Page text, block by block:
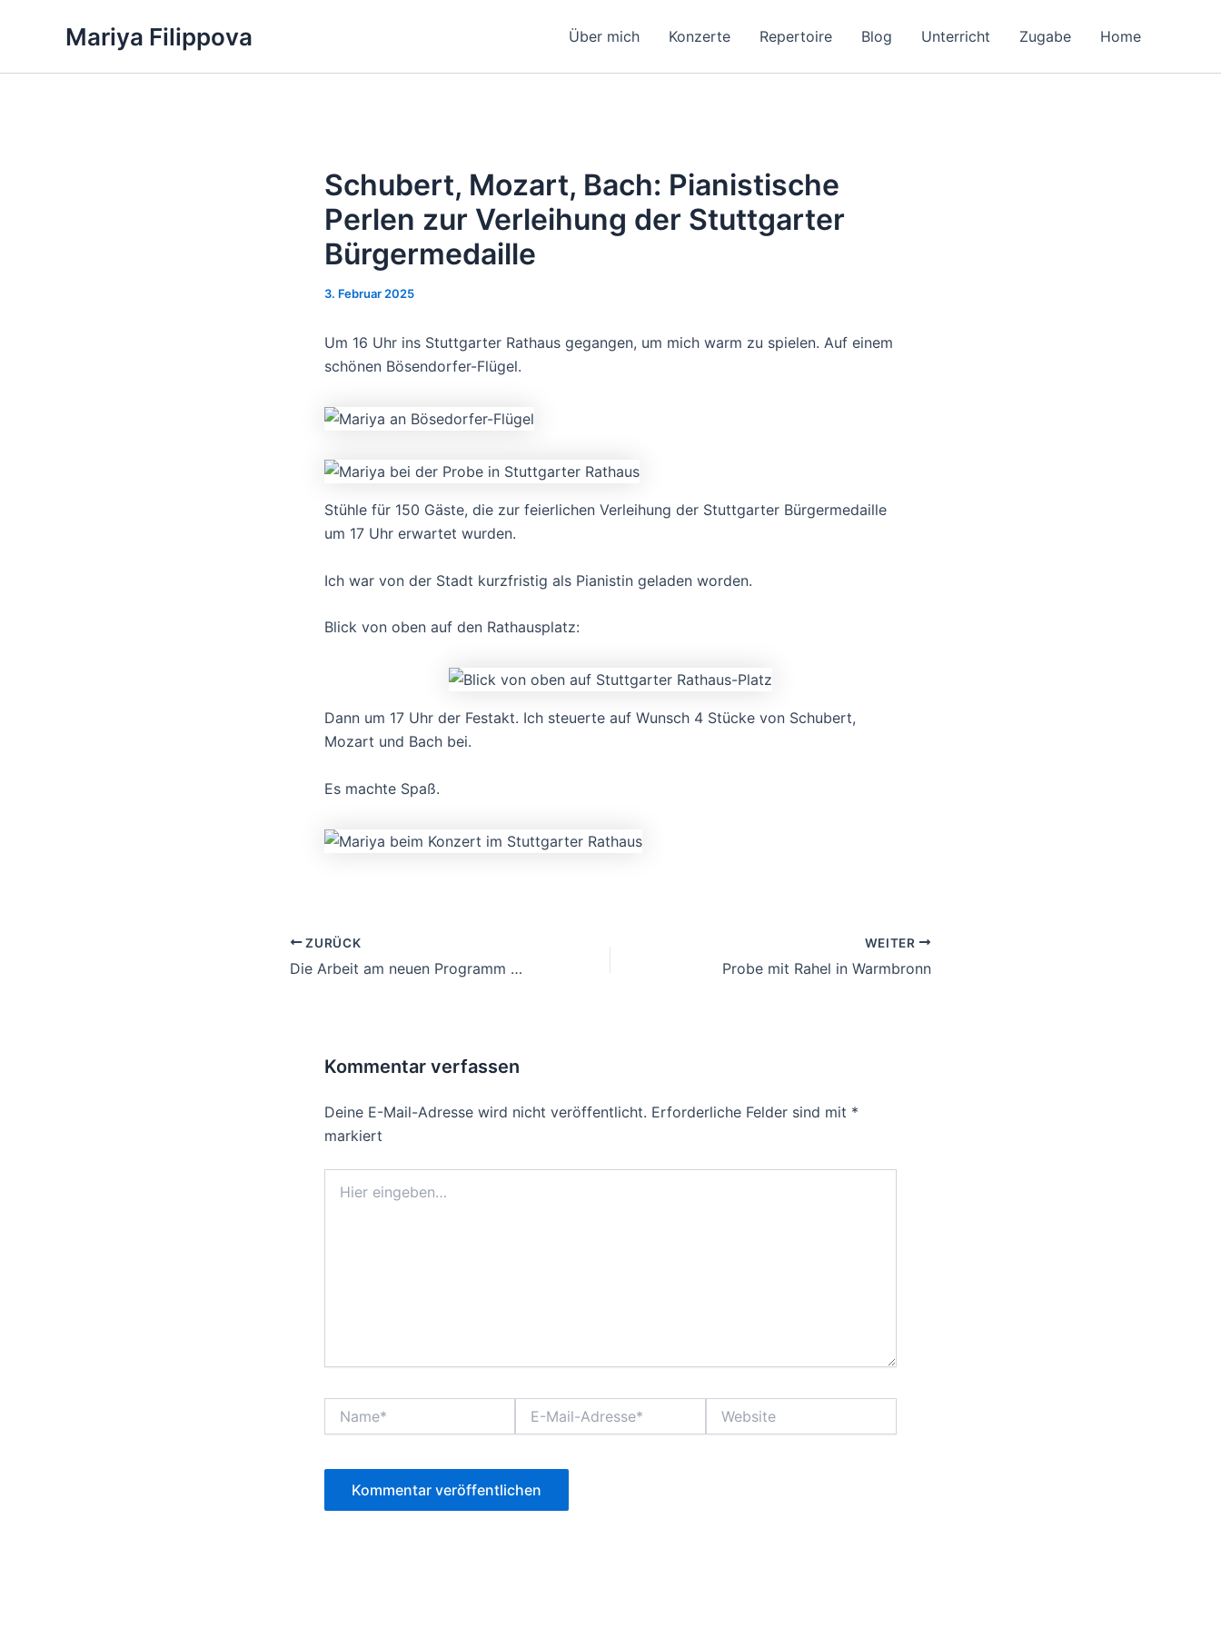
Mariya Filippova Über mich Konzerte Repertoire Blog Unterricht Zugabe Home
Schubert, Mozart, Bach: Pianistische
Perlen zur Verleihung der Stuttgarter
Bürgermedaille
3. Februar 2025
Um 16 Uhr ins Stuttgarter Rathaus gegangen, um mich warm zu spielen. Auf einem
schönen Bösendorfer-Flügel.
Stühle für 150 Gäste, die zur feierlichen Verleihung der Stuttgarter Bürgermedaille
um 17 Uhr erwartet wurden.
Ich war von der Stadt kurzfristig als Pianistin geladen worden.
Blick von oben auf den Rathausplatz:
Dann um 17 Uhr der Festakt. Ich steuerte auf Wunsch 4 Stücke von Schubert,
Mozart und Bach bei.
Es machte Spaß.
ZURÜCK
Die Arbeit am neuen Programm von „Salut Salon“ beginnt
WEITER
Probe mit Rahel in Warmbronn
Kommentar verfassen
Deine E-Mail-Adresse wird nicht veröffentlicht. Erforderliche Felder sind mit *
markiert
eingeben…
Mail-